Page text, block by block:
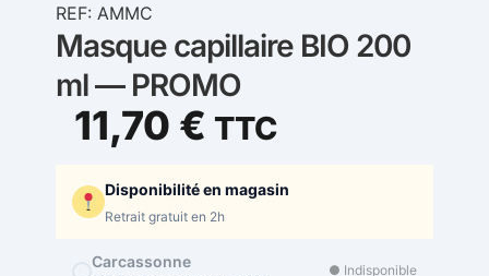
REF: AMMC
Masque capillaire BIO 200
ml — PROMO
11,70 € TTC
Disponibilité en magasin
Retrait gratuit en 2h
Carcassonne ● Indisponible